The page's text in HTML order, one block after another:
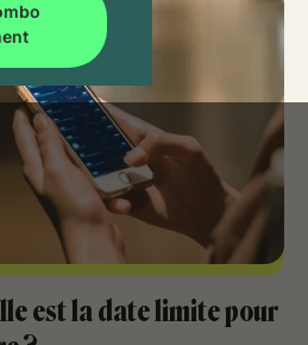
est la date limite pour